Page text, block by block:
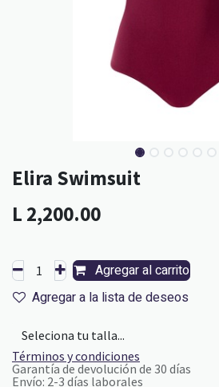
Elira Swimsuit
L 2,200.00
Agregar al carrito
Agregar a la lista de deseos
Términos y condiciones
Garantía de devolución de 30 días
Envío: 2-3 días laborales